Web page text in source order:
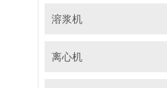
溶浆机
离心机